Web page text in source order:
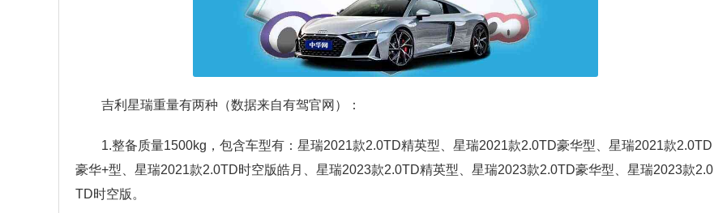
吉利星瑞重量有两种（数据来自有驾官网）：
1.整备质量1500kg，包含车型有：星瑞2021款2.0TD精英型、星瑞2021款2.0TD豪华型、星瑞2021款2.0TD
豪华+型、星瑞2021款2.0TD时空版皓月、星瑞2023款2.0TD精英型、星瑞2023款2.0TD豪华型、星瑞2023款2.0
TD时空版。